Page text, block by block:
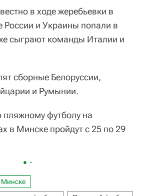
в ходе жеребьевки в
России и Украины попали в
сыграют команды Италии и
сборные Белоруссии,
и Румынии.
футболу на
в Минске пройдут с 25 по 29
Минске